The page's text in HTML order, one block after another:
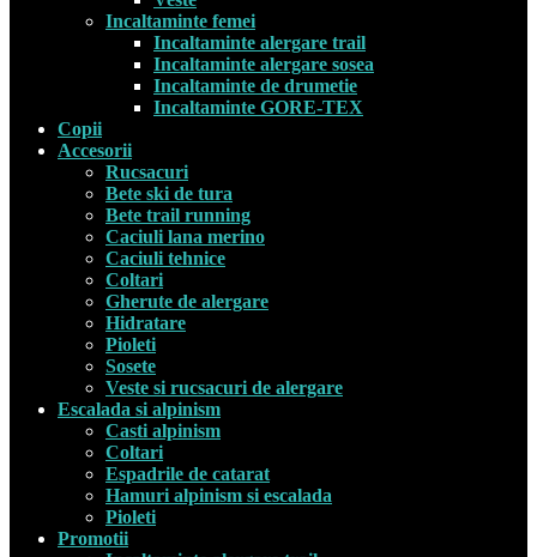
Incaltaminte femei
Incaltaminte alergare trail
Incaltaminte alergare sosea
Incaltaminte de drumetie
Incaltaminte GORE-TEX
Copii
Accesorii
Rucsacuri
Bete ski de tura
Bete trail running
Caciuli lana merino
Caciuli tehnice
Coltari
Gherute de alergare
Hidratare
Pioleti
Sosete
Veste si rucsacuri de alergare
Escalada si alpinism
Casti alpinism
Coltari
Espadrile de catarat
Hamuri alpinism si escalada
Pioleti
Promotii